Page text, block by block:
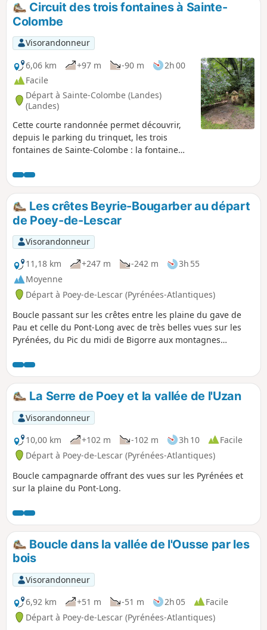
Circuit des trois fontaines à Sainte-
Colombe
Visorandonneur
6,06 km
+97 m -90 m
2h 00
Facile
Départ à Sainte-Colombe (Landes)
(Landes)
Cette courte randonnée permet découvrir,
depuis le parking du trinquet, les trois
fontaines de Sainte-Colombe : la fontaine
de la Hounrède. Attention : circuit fermé du
1er octobre au 30 novembre (chasse).
Les crêtes Beyrie-Bougarber au départ
de Poey-de-Lescar
Visorandonneur
11,18 km
+247 m -242 m
3h 55
Moyenne
Départ à Poey-de-Lescar (Pyrénées-Atlantiques)
Boucle passant sur les crêtes entre les plaine du gave de
Pau et celle du Pont-Long avec de très belles vues sur les
Pyrénées, du Pic du midi de Bigorre aux montagnes
Castet.
La Serre de Poey et la vallée de l'Uzan
Visorandonneur
10,00 km
+102 m -102 m 3h 10
Facile
Départ à Poey-de-Lescar (Pyrénées-Atlantiques)
Boucle campagnarde offrant des vues sur les Pyrénées et
sur la plaine du Pont-Long.
Boucle dans la vallée de l'Ousse par les
bois
Visorandonneur
6,92 km
+51 m -51 m 2h 05
Facile
Départ à Poey-de-Lescar (Pyrénées-Atlantiques)